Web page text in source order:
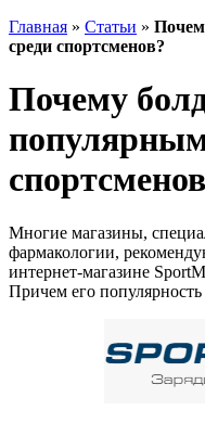
Главная » Статьи »
среди спортсменов?
Почему
Многие магазины,
фармакологии,
интернет-магазине
Причем его популярность